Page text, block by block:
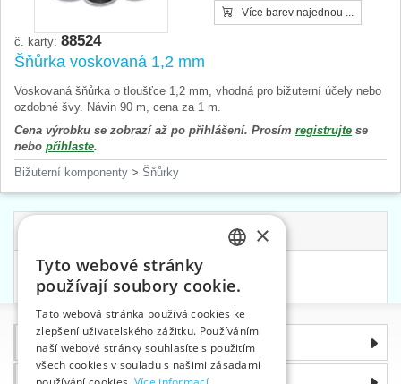
Více barev najednou ...
č. karty: 88524
Šňůrka voskovaná 1,2 mm
Voskovaná šňůrka o tloušťce 1,2 mm, vhodná pro bižuterní účely nebo
ozdobné švy. Návin 90 m, cena za 1 m.
Cena výrobku se zobrazí až po přihlášení. Prosím registrujte se
nebo přihlaste.
Bižuterní komponenty > Šňůrky
Nůžky a kleště
Informace
ENGLISH
GERMAN
×
Tyto webové stránky
používají soubory cookie.
Tato webová stránka používá cookies ke
zlepšení uživatelského zážitku. Používáním
naší webové stránky souhlasíte s použitím
všech cookies v souladu s našimi zásadami